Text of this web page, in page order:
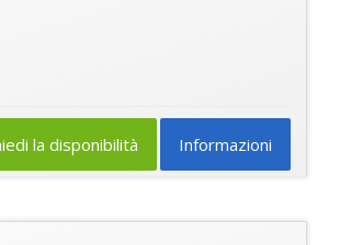
Informazioni
la disponibilità